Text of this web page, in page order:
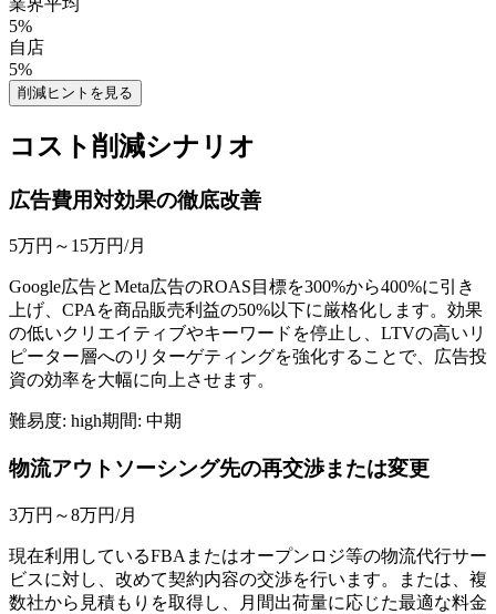
5%
自店
5%
削減ヒントを見る
コスト削減シナリオ
広告費用対効果の徹底改善
5万円～15万円/月
Google広告とMeta広告のROAS目標を300%から400%に引き
上げ、CPAを商品販売利益の50%以下に厳格化します。効果
の低いクリエイティブやキーワードを停止し、LTVの高いリ
ピーター層へのリターゲティングを強化することで、広告投
資の効率を大幅に向上させます。
難易度: high期間: 中期
物流アウトソーシング先の再交渉または変更
3万円～8万円/月
現在利用しているFBAまたはオープンロジ等の物流代行サー
ビスに対し、改めて契約内容の交渉を行います。または、複
数社から見積もりを取得し、月間出荷量に応じた最適な料金